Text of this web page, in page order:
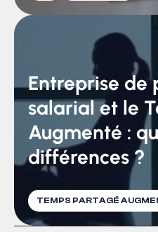
Entreprise de
salarial et le
Augmenté :
différences ?
TEMPS PARTAGÉ